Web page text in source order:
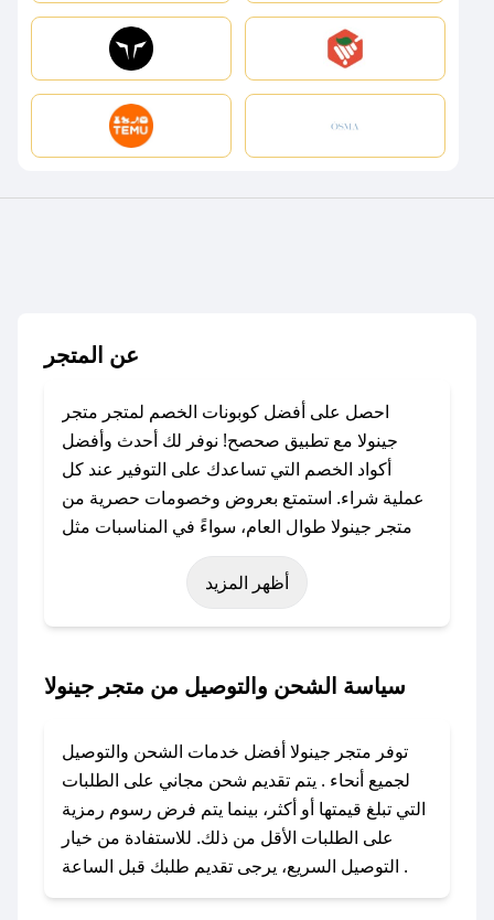
عن المتجر
احصل على أفضل كوبونات الخصم لمتجر متجر
جينولا مع تطبيق صحصح! نوفر لك أحدث وأفضل
أكواد الخصم التي تساعدك على التوفير عند كل
عملية شراء. استمتع بعروض وخصومات حصرية من
متجر جينولا طوال العام، سواءً في المناسبات مثل
عيد الفطر، عيد الأضحى، الجمعة البيضاء (شهر
نوفمبر)، رمضان، اليوم الوطني، يوم التأسيس، أو
حتى عروض خاصة أخرى.
باستخدام تطبيق صحصح، يمكنك العثور بسهولة على
تواصل معنا عبر تويتر أو البريد الإلكتروني لإضافته
بسرعة.
### كيفية استخدام كود خصم متجر جينولا؟
1. انسخ كود الخصم من تطبيق صحصح.
2. الصقه في خانة الدفع عند التسوق من متجر
أظهر المزيد
سياسة الشحن والتوصيل من متجر جينولا
توفر متجر جينولا أفضل خدمات الشحن والتوصيل
لجميع أنحاء . يتم تقديم شحن مجاني على الطلبات
التي تبلغ قيمتها أو أكثر، بينما يتم فرض رسوم رمزية
على الطلبات الأقل من ذلك. للاستفادة من خيار
التوصيل السريع، يرجى تقديم طلبك قبل الساعة .